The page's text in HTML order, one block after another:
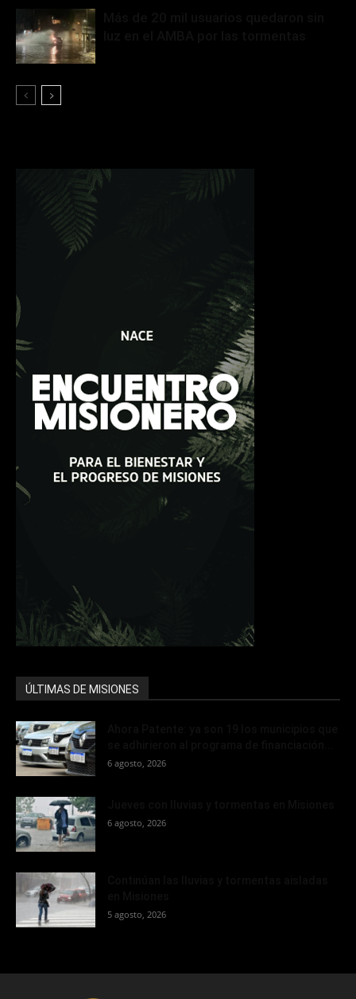
ÚLTIMAS DE MISIONES
6 agosto, 2026
6 agosto, 2026
5 agosto, 2026